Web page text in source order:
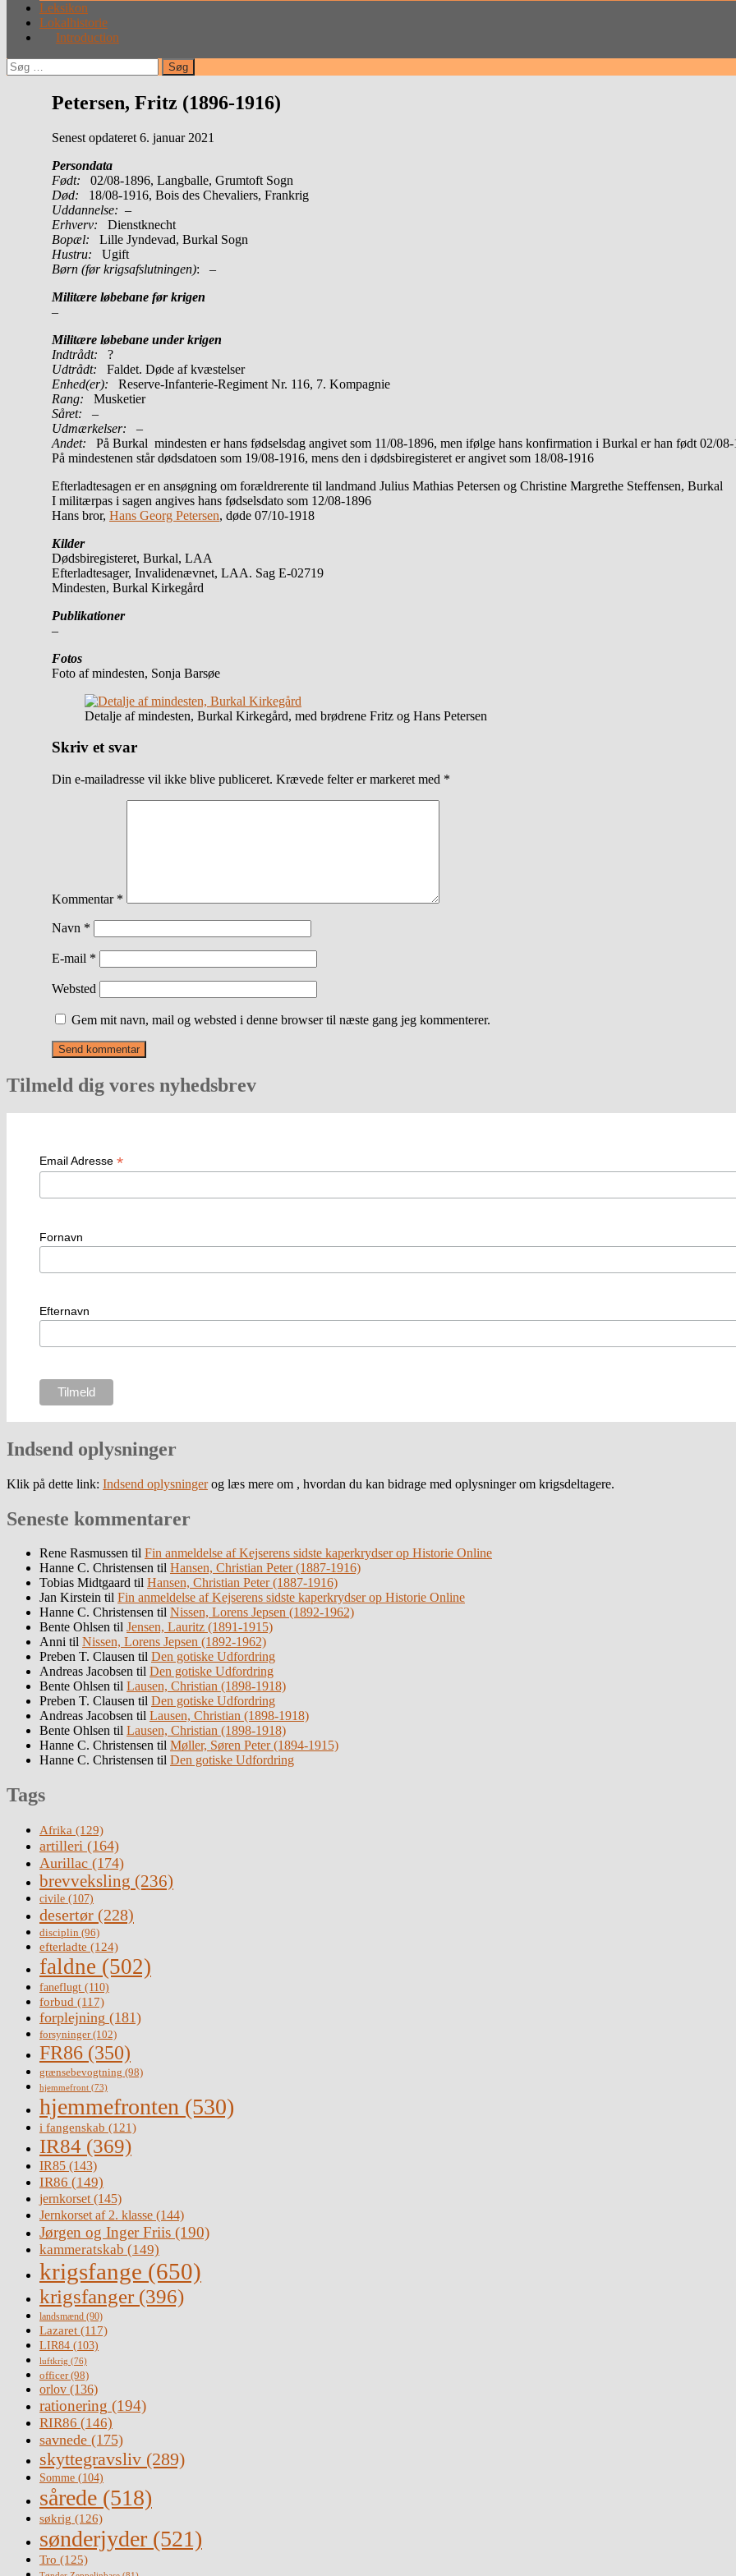
Leksikon
Lokalhistorie
Introduction
Søg
efter:
Petersen, Fritz (1896-1916)
Senest opdateret 6. januar 2021
Persondata
Født: 02/08-1896, Langballe, Grumtoft Sogn
Død: 18/08-1916, Bois des Chevaliers, Frankrig
Uddannelse: –
Erhverv: Dienstknecht
Bopæl: Lille Jyndevad, Burkal Sogn
Hustru: Ugift
Børn (før krigsafslutningen): –
Militære løbebane før krigen
–
Militære løbebane under krigen
Indtrådt: ?
Udtrådt: Faldet. Døde af kvæstelser
Enhed(er):
Reserve-Infanterie-Regiment Nr. 116, 7. Kompagnie
Rang:
Musketier
Såret: –
Udmærkelser: –
Andet: På Burkal mindesten er hans fødselsdag angivet som 11/08-1896, men ifølge hans konfirmation i Burkal er han født 02/
På mindestenen står dødsdatoen som 19/08-1916, mens den i dødsbiregisteret er angivet som 18/08-1916
Efterladtesagen er en ansøgning om forældrerente til landmand Julius Mathias Petersen og Christine Margrethe Steffensen, Burkal
I militærpas i sagen angives hans fødselsdato som 12/08-1896
Hans bror, Hans Georg Petersen, døde 07/10-1918
Kilder
Dødsbiregisteret, Burkal, LAA
Efterladtesager, Invalidenævnet, LAA. Sag E-02719
Mindesten, Burkal Kirkegård
Publikationer
–
Fotos
Foto af mindesten, Sonja Barsøe
Detalje af mindesten, Burkal Kirkegård, med brødrene Fritz og Hans Petersen
Skriv et svar
Din e-mailadresse vil ikke blive publiceret. Krævede felter er markeret med *
Kommentar *
Navn *
E-mail *
Websted
Gem mit navn, mail og websted i denne browser til næste gang jeg kommenterer.
Tilmeld dig vores nyhedsbrev
Email Adresse *
Fornavn
Efternavn
Indsend oplysninger
Klik på dette link: Indsend oplysningerog læs mere om , hvordan du kan bidrage med oplysninger om krigsdeltagere.
Seneste kommentarer
Rene Rasmussen til Fin anmeldelse af Kejserens sidste kaperkrydser op Historie Online
Hanne C. Christensen til Hansen, Christian Peter (1887-1916)
Tobias Midtgaard til Hansen, Christian Peter (1887-1916)
Jan Kirstein til Fin anmeldelse af Kejserens sidste kaperkrydser op Historie Online
Hanne C. Christensen til Nissen, Lorens Jepsen (1892-1962)
Bente Ohlsen til Jensen, Lauritz (1891-1915)
Anni til Nissen, Lorens Jepsen (1892-1962)
Preben T. Clausen til Den gotiske Udfordring
Andreas Jacobsen til Den gotiske Udfordring
Bente Ohlsen til Lausen, Christian (1898-1918)
Preben T. Clausen til Den gotiske Udfordring
Andreas Jacobsen til Lausen, Christian (1898-1918)
Bente Ohlsen til Lausen, Christian (1898-1918)
Hanne C. Christensen til Møller, Søren Peter (1894-1915)
Hanne C. Christensen til Den gotiske Udfordring
Tags
Afrika (129)
artilleri (164)
Aurillac (174)
brevveksling (236)
civile (107)
desertør (228)
disciplin (96)
efterladte (124)
faldne (502)
faneflugt (110)
forbud (117)
forplejning (181)
forsyninger(102)
FR86 (350)
grænsebevogtning (98)
hjemmefront (73)
hjemmefronten (530)
i fangenskab (121)
IR84 (369)
IR85 (143)
IR86 (149)
jernkorset(145)
Jernkorset af 2. klasse (144)
Jørgen og Inger Friis (190)
kammeratskab (149)
krigsfange (650)
krigsfanger (396)
landsmænd (90)
Lazaret (117)
LIR84 (103)
luftkrig (76)
officer(98)
orlov (136)
rationering (194)
RIR86 (146)
savnede (175)
skyttegravsliv (289)
Somme (104)
sårede (518)
søkrig (126)
sønderjyder (521)
Tro (125)